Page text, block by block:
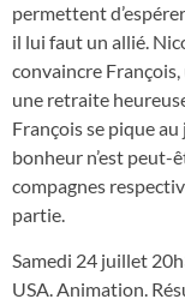
permettent
il lui faut un allié.
convaincre
une retraite
François se pi­que
bonheur n’est peut-
compagnes
partie.
Samedi 24 juillet
USA. Animation.